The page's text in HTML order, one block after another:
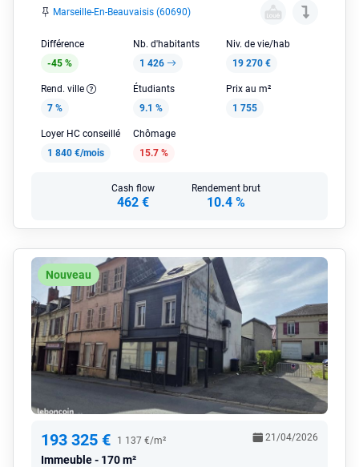
Marseille-En-Beauvaisis (60690)
Différence
-45 %
Nb. d'habitants
1 426
Niv. de vie/hab
19 270 €
Rend. ville
7 %
Étudiants
9.1 %
Prix au m²
1 755
Loyer HC conseillé
1 840 €/mois
Chômage
15.7 %
Cash flow
462 €
Rendement brut
10.4 %
Nouveau
193 325 € 1 137 €/m²
Immeuble 170 m²
21/04/2026